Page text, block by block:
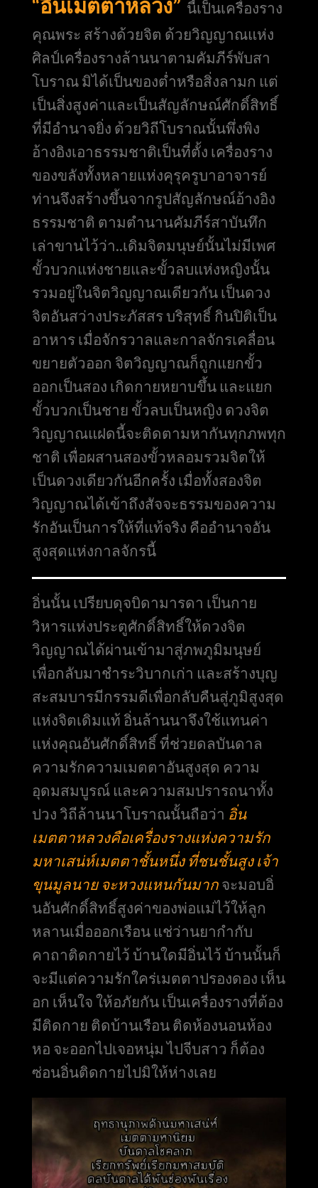
“อิ่นเมตตาหลวง” นี้เป็นเครื่องราง
คุณพระ สร้างด้วยจิต ด้วยวิญญาณแห่ง
ศิลป์เครื่องรางล้านนาตามคัมภีร์พับสา
โบราณ มิได้เป็นของต่ำหรือสิ่งลามก แต่
เป็นสิ่งสูงค่าและเป็นสัญลักษณ์ศักดิ์สิทธิ์
ที่มีอำนาจยิ่ง ด้วยวิถีโบราณนั้นพึ่งพิง
อ้างอิงเอาธรรมชาติเป็นที่ตั้ง เครื่องราง
ของขลังทั้งหลายแห่งคุรุครูบาอาจารย์
ท่านจึงสร้างขึ้นจากรูปสัญลักษณ์อ้างอิง
ธรรมชาติ ตามตำนานคัมภีร์สาบันทึก
เล่าขานไว้ว่า..เดิมจิตมนุษย์นั้นไม่มีเพศ
ขั้วบวกแห่งชายและขั้วลบแห่งหญิงนั้น
รวมอยู่ในจิตวิญญาณเดียวกัน เป็นดวง
จิตอันสว่างประภัสสร บริสุทธิ์ กินปิติเป็น
อาหาร เมื่อจักรวาลและกาลจักรเคลื่อน
ขยายตัวออก จิตวิญญาณก็ถูกแยกขั้ว
ออกเป็นสอง เกิดกายหยาบขึ้น และแยก
ขั้วบวกเป็นชาย ขั้วลบเป็นหญิง ดวงจิต
วิญญาณแฝดนี้จะติดตามหากันทุกภพทุก
ชาติ เพื่อผสานสองขั้วหลอมรวมจิตให้
เป็นดวงเดียวกันอีกครั้ง เมื่อทั้งสองจิต
วิญญาณได้เข้าถึงสัจจะธรรมของความ
รักอันเป็นการให้ที่แท้จริง คืออำนาจอัน
สูงสุดแห่งกาลจักรนี้
อิ่นนั้น เปรียบดุจบิดามารดา เป็นกาย
วิหารแห่งประตูศักดิ์สิทธิ์ให้ดวงจิต
วิญญาณได้ผ่านเข้ามาสู่ภพภูมิมนุษย์
เพื่อกลับมาชำระวิบากเก่า และสร้างบุญ
สะสมบารมีกรรมดีเพื่อกลับคืนสู่ภูมิสูงสุด
แห่งจิตเดิมแท้ อิ่นล้านนาจึงใช้แทนค่า
แห่งคุณอันศักดิ์สิทธิ์ ที่ช่วยดลบันดาล
ความรักความเมตตาอันสูงสุด ความ
อุดมสมบูรณ์ และความสมปรารถนาทั้ง
ปวง วิถีล้านนาโบราณนั้นถือว่า อิ่น
เมตตาหลวงคือเครื่องรางแห่งความรัก
มหาเสน่ห์เมตตาชั้นหนึ่ง ที่ชนชั้นสูง เจ้า
ขุนมูลนาย จะหวงแหนกันมาก จะมอบอิ่
นอันศักดิ์สิทธิ์สูงค่าของพ่อแม่ไว้ให้ลูก
หลานเมื่อออกเรือน แช่ว่านยากำกับ
คาถาติดกายไว้ บ้านใดมีอิ่นไว้ บ้านนั้นก็
จะมีแต่ความรักใคร่เมตตาปรองดอง เห็น
อก เห็นใจ ให้อภัยกัน เป็นเครื่องรางที่ต้อง
มีติดกาย ติดบ้านเรือน ติดห้องนอนห้อง
หอ จะออกไปเจอหนุ่ม ไปจีบสาว ก็ต้อง
ซ่อนอิ่นติดกายไปมิให้ห่างเลย